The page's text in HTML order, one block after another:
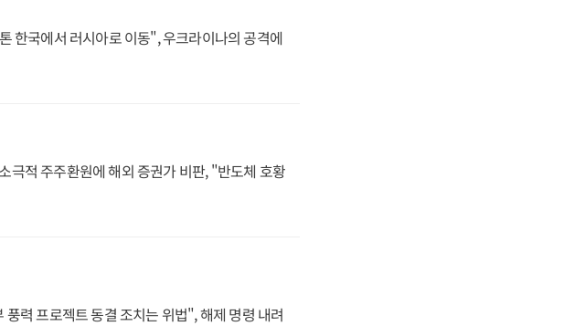
한국에서 러시아로 이동", 우크라이나의 공격에
극적 주주환원에 해외 증권가 비판, "반도체 호황
력 프로젝트 동결 조치는 위법", 해제 명령 내려